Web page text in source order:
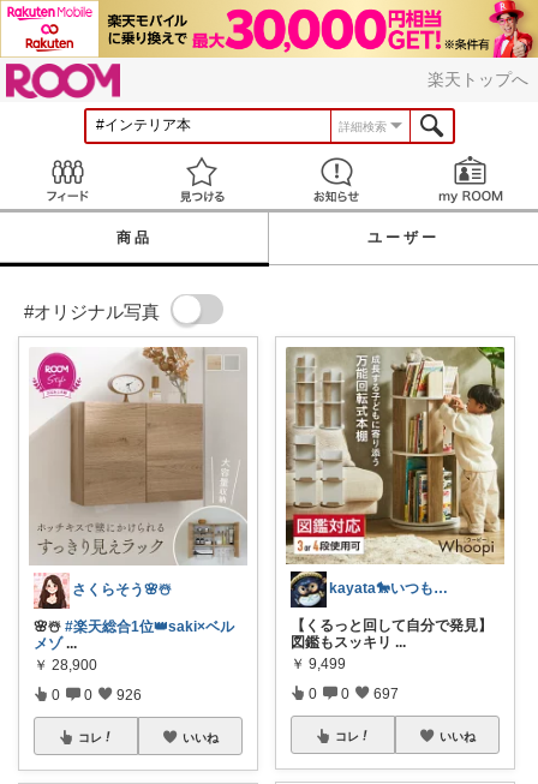
楽天トップへ
詳細検索
見つける お知らせ
商品 ユーザー
#オリジナル写真
さくらそう‪🌸☃️
🌸☃️ #楽天総合1位👑saki×ベル
メゾ ...
￥ 28,900
0 0 926
コレ いいね
kayata🐎いつもありがとう😊
【くるっと回して自分で発見】
図鑑もスッキリ ...
￥ 9,499
0 0 697
コレ いいね